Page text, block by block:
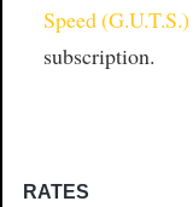
Speed (G.U.T.S.)
subscription.
RATES